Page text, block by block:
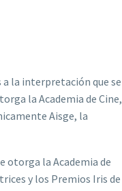
la interpretación que se
la Academia de Cine,
Aisge, la
otorga la Academia de
y los Premios Iris de